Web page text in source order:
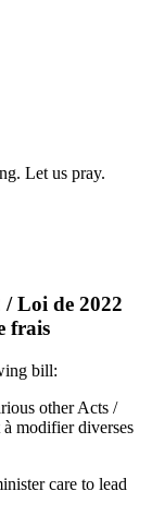
Let us pray.
/ Loi de 2022
frais
bill:
other Acts /
modifier diverses
care to lead